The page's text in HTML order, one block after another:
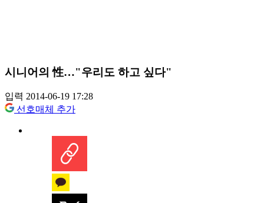
시니어의 性…"우리도 하고 싶다"
입력 2014-06-19 17:28
선호매체 추가